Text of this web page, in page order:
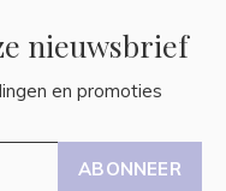
nieuwsbrief
en promoties
ABONNEER